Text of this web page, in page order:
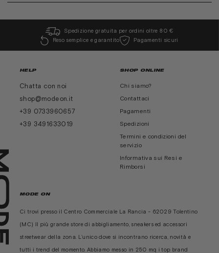
Spedizione gratuita per ordini oltre 80 €
Reso semplice e garantito
Pagamenti sicuri
HELP
Chatta con noi
shop@modeon.it
+39 0733960657
+39 3491633019
SHOP ONLINE
Chi siamo?
Contattaci
Pagamenti
Spedizioni
Termini e condizioni del
servizio
Informativa sui Resi e
Rimborsi
MODE ON
Ci trovi presso il Centro Commerciale La Rancia - 62029 Tolentino
(MC) Il più grande store di abbigliamento, sneakers ed accessori
streetwear della zona. L’unico dove si incontrano ricerca, novità e
tutti i trend del momento. Abbiamo messo in 250 mq i top brand